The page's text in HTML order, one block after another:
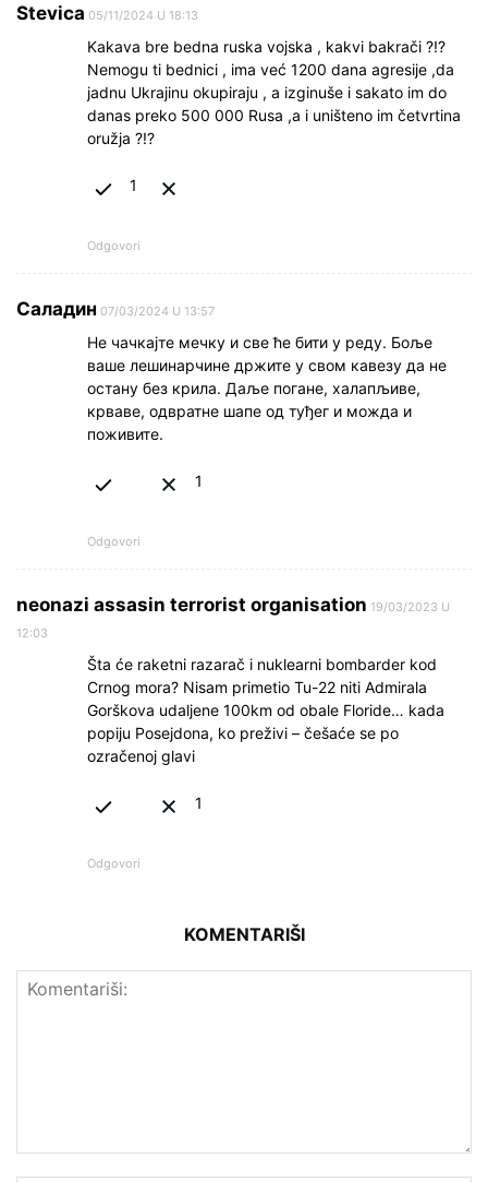
Stevica 05/11/2024 U 18:13
Kakava bre bedna ruska vojska , kakvi bakrači ?!?
Nemogu ti bednici , ima već 1200 dana agresije ,da
jadnu Ukrajinu okupiraju , a izginuše i sakato im do
danas preko 500 000 Rusa ,a i uništeno im četvrtina
oružja ?!?
1
Odgovori
Саладин 07/03/2024 U 13:57
Не чачкајте мечку и све ће бити у реду. Боље
ваше лешинарчине држите у свом кавезу да не
остану без крила. Даље погане, халапљиве,
крваве, одвратне шапе од туђег и можда и
поживите.
1
Odgovori
neonazi assasin terrorist organisation 19/03/2023 U
12:03
Šta će raketni razarač i nuklearni bombarder kod
Crnog mora? Nisam primetio Tu-22 niti Admirala
Gorškova udaljene 100km od obale Floride… kada
popiju Posejdona, ko preživi – češaće se po
ozračenoj glavi
1
Odgovori
KOMENTARIŠI